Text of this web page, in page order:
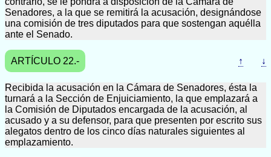
Senadores, a la que se remitirá la acusación, designándose
una comisión de tres diputados para que sostengan aquélla
ante el Senado.
ARTÍCULO 22.- ↑ ↓
Recibida la acusación en la Cámara de Senadores, ésta la
turnará a la Sección de Enjuiciamiento, la que emplazará a
la Comisión de Diputados encargada de la acusación, al
acusado y a su defensor, para que presenten por escrito sus
alegatos dentro de los cinco días naturales siguientes al
emplazamiento.